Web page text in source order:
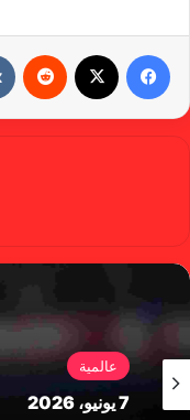
عالمية
7 يونيو، 2026